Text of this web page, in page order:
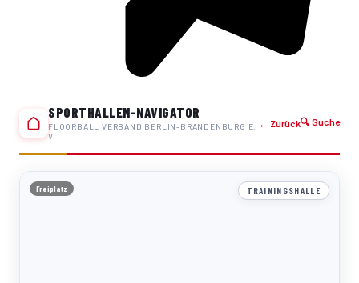
SPORTHALLEN-NAVIGATOR
FLOORBALL VERBAND BERLIN-BRANDENBURG E.
V.
← Zurück🔍 Suche
TRAININGSHALLE
Freiplatz